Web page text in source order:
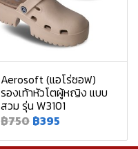
Aerosoft (แอโร่ซอฟ)
รองเท้าหัวโตผู้หญิง แบบ
สวม รุ่น W3101
฿750 ฿395